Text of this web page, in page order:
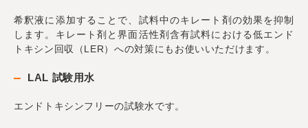
希釈液に添加することで、試料中のキレート剤の効果を抑制
します。キレート剤と界面活性剤含有試料における低エンド
トキシン回収（LER）への対策にもお使いいただけます。
LAL 試験用水
エンドトキシンフリーの試験水です。